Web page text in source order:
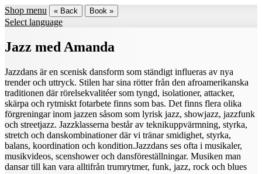
Shop menu « Back Book »
Select language
Jazz med Amanda
Jazzdans är en scenisk dansform som ständigt influeras av nya
trender och uttryck. Stilen har sina rötter från den afroamerikanska
traditionen där rörelsekvalitéer som tyngd, isolationer, attacker,
skärpa och rytmiskt fotarbete finns som bas. Det finns flera olika
förgreningar inom jazzen såsom som lyrisk jazz, showjazz, jazzfunk
och streetjazz. Jazzklasserna består av teknikuppvärmning, styrka,
stretch och danskombinationer där vi tränar smidighet, styrka,
balans, koordination och kondition.Jazzdans ses ofta i musikaler,
musikvideos, scenshower och dansföreställningar. Musiken man
dansar till kan vara alltifrån trumrytmer, funk, jazz, rock och blues